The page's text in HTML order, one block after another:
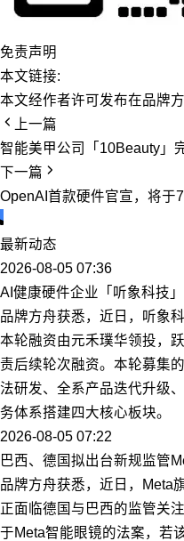
免责声明
本文链接:
本文经作者许可发布在品牌
上一篇
智能美甲公司「10Beauty」
下一篇
OpenAI首款硬件官宣，将于
最新动态
2026-08-05 07:36
AI健康硬件企业「听象科技
品牌方舟获悉，近日，听象
本轮融资由元禾璞华领投，
责后续轮次融资。本轮募集
法研发、全系产品迭代升级
务体系搭建四大核心板块。
2026-08-05 07:22
巴西、德国拟出台新规监管
品牌方舟获悉，近日，Meta
正面临德国与巴西的监管关
于Meta智能眼镜的法案，若